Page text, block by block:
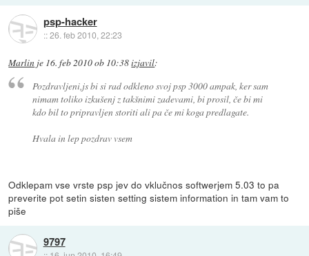
psp-hacker
::26. feb 2010, 22:23
Marlin je 16. feb 2010 ob 10:38izjavil:
Pozdravljeni,js bi si rad odkleno svoj psp 3000 ampak, ker sam
nimam toliko izkušenj z takšnimi zadevami, bi prosil, če bi mi
kdo bil to pripravljen storiti ali pa če mi koga predlagate.
Hvala in lep pozdrav vsem
Odklepam vse vrste psp jev do vklučnos softwerjem 5.03 to pa
preverite pot setin sisten setting sistem information in tam vam to
piše
9797